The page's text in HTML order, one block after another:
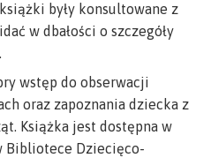
były konsultowane z
w dbałości o szczegóły
wstęp do obserwacji
oraz zapoznania dziecka z
Książka jest dostępna w
Bibliotece Dziecięco-